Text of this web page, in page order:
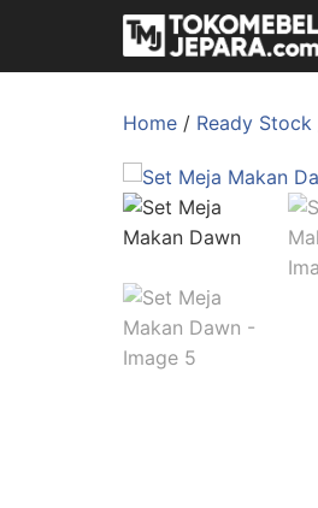
Home / Ready Stock